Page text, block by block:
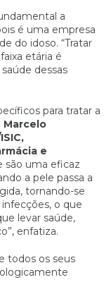
a
é uma empresa
do idoso. “Tratar
etária é
dessas
para tratar a
Marcelo
e
são uma eficaz
a pele passa a
tornando-se
o que
levar saúde,
enfatiza.
todos os seus